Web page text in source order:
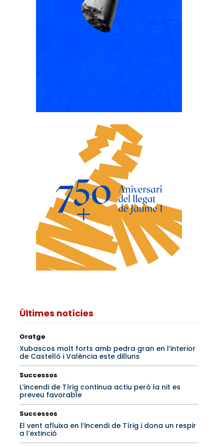
Últimes notícies
Oratge
Xubascos molt forts amb pedra gran en l’interior
de Castelló i València este dilluns
Successos
L’incendi de Tírig continua actiu però la nit es
preveu favorable
Successos
El vent afluixa en l’incendi de Tírig i dona un respir
a l’extinció